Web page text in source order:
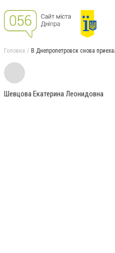
Головна В Днепропетровск снова
Шевцова Екатерина Леонидовна